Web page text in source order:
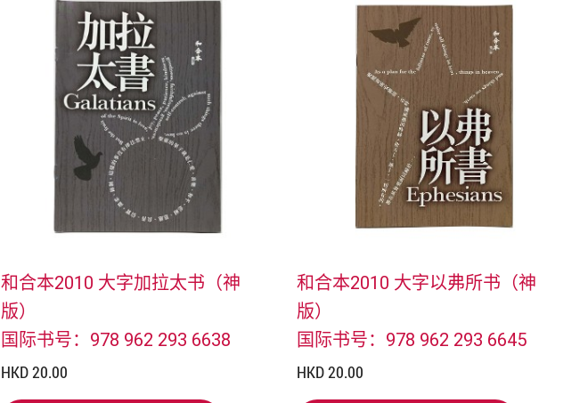
和合本2010 大字加拉太书（神
版）
国际书号：978 962 293 6638
HKD 20.00
和合本2010 大字以弗所书（神
版）
国际书号：978 962 293 6645
HKD 20.00